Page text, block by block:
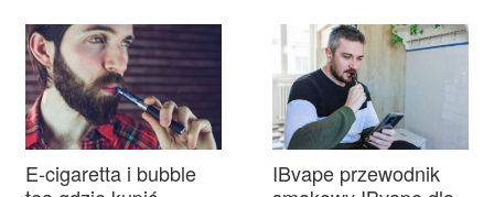
promocjami
E-cigaretta i bubble
IBvape przewodnik